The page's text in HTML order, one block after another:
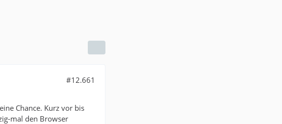
#12.661
Chance. Kurz vor bis
mal den Browser